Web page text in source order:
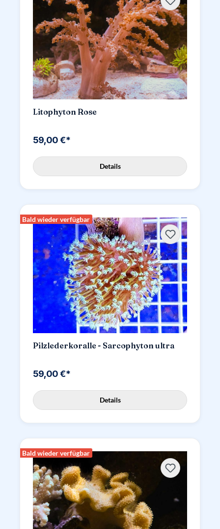
Litophyton Rose
59,00 €*
Details
Bald wieder verfügbar
Pilzlederkoralle - Sarcophyton ultra
59,00 €*
Details
Bald wieder verfügbar